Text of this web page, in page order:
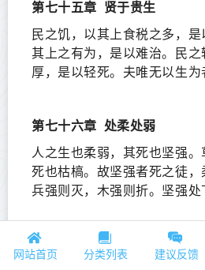
第七十五章
贤于贵生
民之饥，以其上食税之多，
其上之有为，是以难治。民之
厚，是以轻死。夫唯无以生为
第七十六章 处柔处弱
人之生也柔弱，其死也坚强
死也枯槁。故坚强者死之徒，
兵强则灭，木强则折。坚强处
第七十七章 天道人道
网站首页 分类列表 建议反馈